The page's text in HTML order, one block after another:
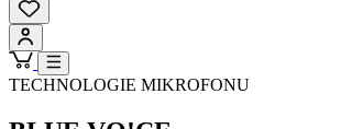
TECHNOLOGIE MIKROFONU